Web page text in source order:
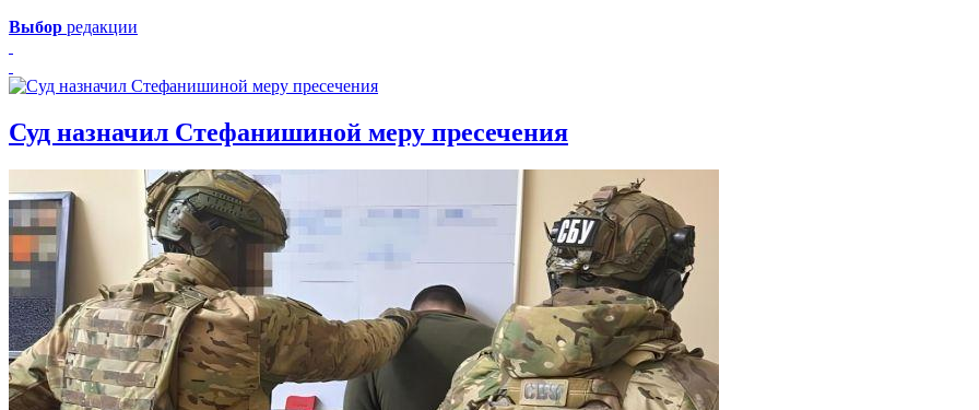
Выбор редакции
Суд назначил Стефанишиной меру пресечения